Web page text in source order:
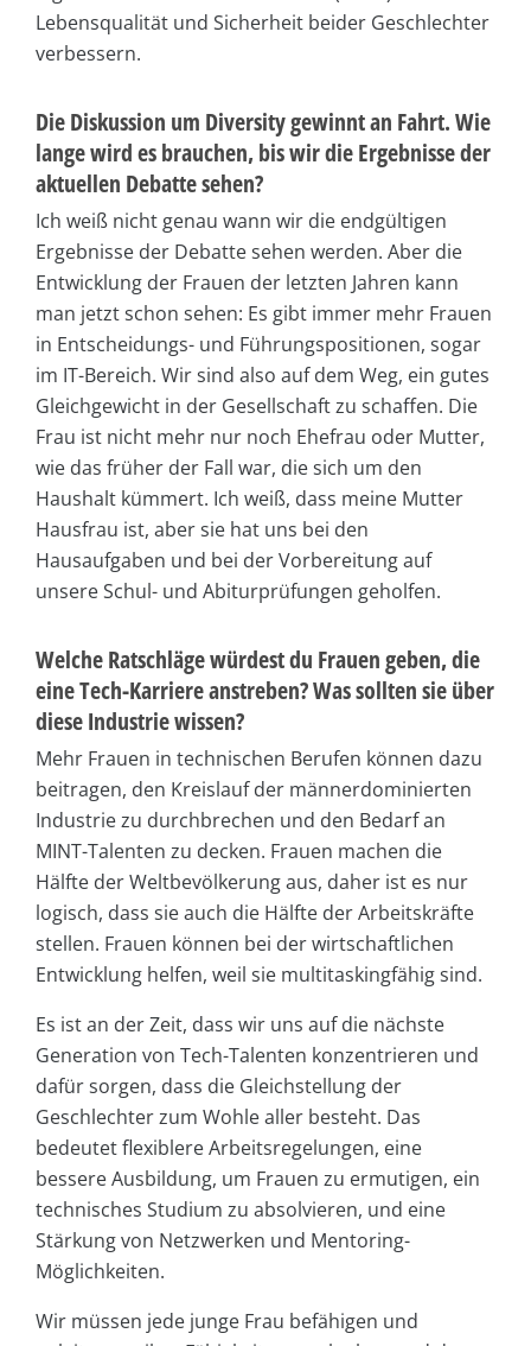
Lebensqualität und Sicherheit beider Geschlechter
verbessern.
Die Diskussion um Diversity gewinnt an Fahrt. Wie
lange wird es brauchen, bis wir die Ergebnisse der
aktuellen Debatte sehen?
Ich weiß nicht genau wann wir die endgültigen
Ergebnisse der Debatte sehen werden. Aber die
Entwicklung der Frauen der letzten Jahren kann
man jetzt schon sehen: Es gibt immer mehr Frauen
in Entscheidungs- und Führungspositionen, sogar
im IT-Bereich. Wir sind also auf dem Weg, ein gutes
Gleichgewicht in der Gesellschaft zu schaffen. Die
Frau ist nicht mehr nur noch Ehefrau oder Mutter,
wie das früher der Fall war, die sich um den
Haushalt kümmert. Ich weiß, dass meine Mutter
Hausfrau ist, aber sie hat uns bei den
Hausaufgaben und bei der Vorbereitung auf
unsere Schul- und Abiturprüfungen geholfen.
Welche Ratschläge würdest du Frauen geben, die
eine Tech-Karriere anstreben? Was sollten sie über
diese Industrie wissen?
Mehr Frauen in technischen Berufen können dazu
beitragen, den Kreislauf der männerdominierten
Industrie zu durchbrechen und den Bedarf an
MINT-Talenten zu decken. Frauen machen die
Hälfte der Weltbevölkerung aus, daher ist es nur
logisch, dass sie auch die Hälfte der Arbeitskräfte
stellen. Frauen können bei der wirtschaftlichen
Entwicklung helfen, weil sie multitaskingfähig sind.
Es ist an der Zeit, dass wir uns auf die nächste
Generation von Tech-Talenten konzentrieren und
dafür sorgen, dass die Gleichstellung der
Geschlechter zum Wohle aller besteht. Das
bedeutet flexiblere Arbeitsregelungen, eine
bessere Ausbildung, um Frauen zu ermutigen, ein
technisches Studium zu absolvieren, und eine
Stärkung von Netzwerken und Mentoring-
Möglichkeiten.
Wir müssen jede junge Frau befähigen und